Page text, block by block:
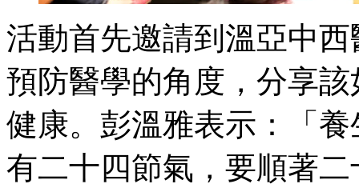
活動首先邀請到溫亞中
預防醫學的角度，分享
健康。彭溫雅表示：「
有二十四節氣，要順著